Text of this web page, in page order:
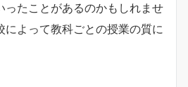
ったことがあるのかもしれませ
によって教科ごとの授業の質に